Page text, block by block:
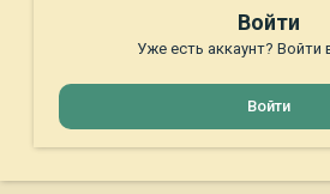
Войти
Уже есть аккаунт? Войти
Войти